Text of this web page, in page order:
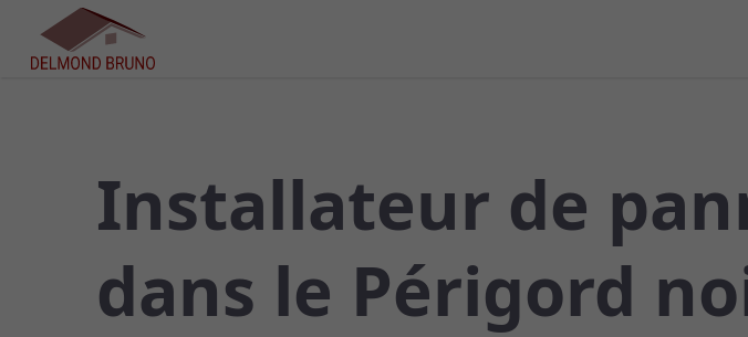
Installateur de
dans le Périgord